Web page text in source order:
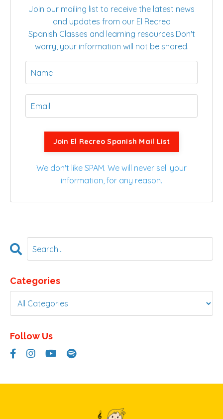
Join our mailing list to receive the latest news
and updates from our El Recreo
Spanish Classes and learning resources.Don't
worry, your information will not be shared.
Join El Recreo Spanish Mail List
We don't like SPAM. We will never sell your
information, for any reason.
Categories
Follow Us